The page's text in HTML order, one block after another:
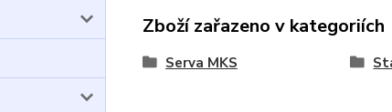
Zboží zařazeno v kategoriích
Serva MKS